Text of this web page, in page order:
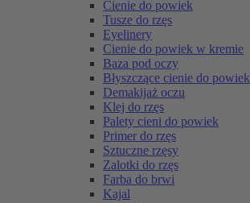
Cienie do powiek
Tusze do rzęs
Eyelinery
Cienie do powiek w kremie
Baza pod oczy
Błyszczące cienie do powiek
Demakijaż oczu
Klej do rzęs
Palety cieni do powiek
Primer do rzęs
Sztuczne rzęsy
Zalotki do rzęs
Farba do brwi
Kajal